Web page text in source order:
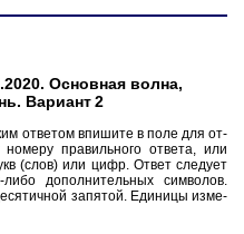
Основная волна,
Вариант 2
от­ве­том впи­ши­те в поле для от­
но­ме­ру пра­виль­но­го от­ве­та, или
(слов) или цифр. Ответ сле­ду­ет
до­пол­ни­тель­ных сим­во­лов.
за­пя­той. Еди­ни­цы из­ме­